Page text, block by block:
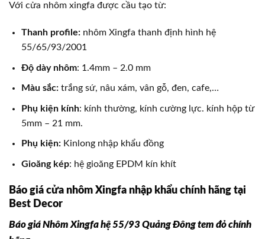
Với cửa nhôm xingfa được cầu tạo từ:
Thanh profile:nhôm Xingfa thanh định hình hệ
55/65/93/2001
Độ dày nhôm: 1.4mm – 2.0 mm
Màu sắc:trắng sứ, nâu xám, vân gỗ, đen, cafe,…
Phụ kiện kính: kính thường, kính cường lực. kính hộp từ
5mm – 21 mm.
Phụ kiện:Kinlong nhập khẩu đồng
Gioăng kép: hệ gioăng EPDM kín khít
Báo giá cửa nhôm Xingfa nhập khẩu chính hãng tại
Best Decor
Báo giá Nhôm Xingfa hệ 55/93 Quảng Đông tem đỏ chính